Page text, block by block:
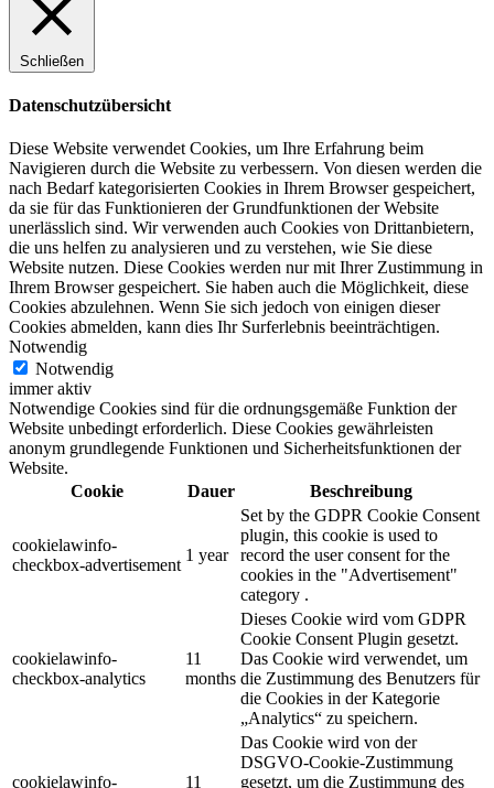
Schließen
Datenschutzübersicht
Diese Website verwendet Cookies, um Ihre Erfahrung beim
Navigieren durch die Website zu verbessern. Von diesen werden die
nach Bedarf kategorisierten Cookies in Ihrem Browser gespeichert,
da sie für das Funktionieren der Grundfunktionen der Website
unerlässlich sind. Wir verwenden auch Cookies von Drittanbietern,
die uns helfen zu analysieren und zu verstehen, wie Sie diese
Website nutzen. Diese Cookies werden nur mit Ihrer Zustimmung in
Ihrem Browser gespeichert. Sie haben auch die Möglichkeit, diese
Cookies abzulehnen. Wenn Sie sich jedoch von einigen dieser
Cookies abmelden, kann dies Ihr Surferlebnis beeinträchtigen.
Notwendig
Notwendig
immer aktiv
Notwendige Cookies sind für die ordnungsgemäße Funktion der
Website unbedingt erforderlich. Diese Cookies gewährleisten
anonym grundlegende Funktionen und Sicherheitsfunktionen der
Website.
Cookie
Dauer Beschreibung
cookielawinfo-
checkbox-advertisement
1 year
Set by the GDPR Cookie Consent
plugin, this cookie is used to
record the user consent for the
cookies in the "Advertisement"
category .
cookielawinfo-
checkbox-analytics
11
months
Dieses Cookie wird vom GDPR
Cookie Consent Plugin gesetzt.
Das Cookie wird verwendet, um
die Zustimmung des Benutzers für
die Cookies in der Kategorie
„Analytics“ zu speichern.
cookielawinfo-
11
Das Cookie wird von der
DSGVO-Cookie-Zustimmung
gesetzt, um die Zustimmung des